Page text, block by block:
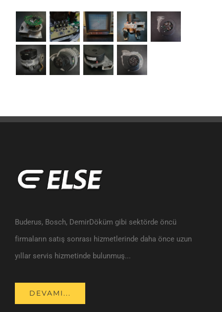
Buderus, Bosch, DemirDöküm gibi sektörde öncü
firmaların satış sonrası hizmetlerinde daha önce uzun
yıllar servis hizmetinde bulunmuş...
DEVAMI...